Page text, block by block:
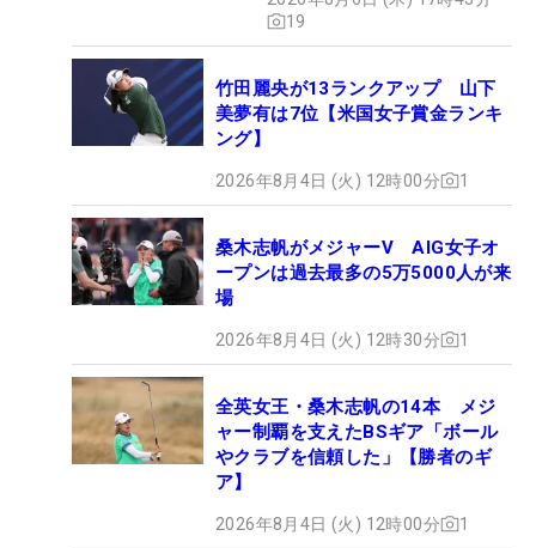
19
竹田麗央が13ランクアップ 山下
美夢有は7位【米国女子賞金ランキ
ング】
2026年8月4日 (火) 12時00分 1
桑木志帆がメジャーV AIG女子オ
ープンは過去最多の5万5000人が来
場
2026年8月4日 (火) 12時30分 1
全英女王・桑木志帆の14本 メジ
ャー制覇を支えたBSギア「ボール
やクラブを信頼した」【勝者のギ
ア】
2026年8月4日 (火) 12時00分 1